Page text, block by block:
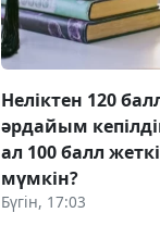
Неліктен 120
әрдайым
ал 100 балл
мүмкін?
Бүгін, 17:03